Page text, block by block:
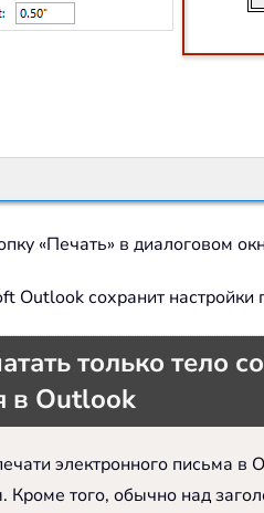
«Печать» в диалоговом
Outlook сохранит
только тело
в Outlook
электронного письма
Кроме того, обычно над